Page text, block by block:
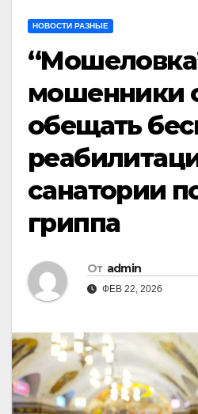
НОВОСТИ РАЗНЫЕ
мошенники
обещать
санатории
гриппа
От admin
ФЕВ 22, 2026